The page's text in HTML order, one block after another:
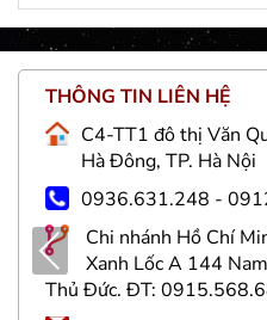
THÔNG TIN LIÊN HỆ
C4-TT1 đô thị Văn
Hà Đông, TP. Hà Nội
0936.631.248 -
Chi nhánh Hồ Chí
Xanh Lốc A 144
Thủ Đức. ĐT:
Pre
viou